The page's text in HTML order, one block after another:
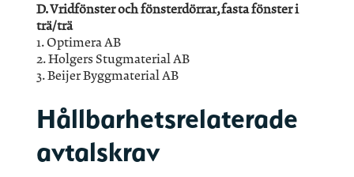
D. Vridfönster och fönsterdörrar, fasta fönster i
trä/trä
1. Optimera AB
2. Holgers Stugmaterial AB
3. Beijer Byggmaterial AB
Hållbarhetsrelaterade
avtalskrav